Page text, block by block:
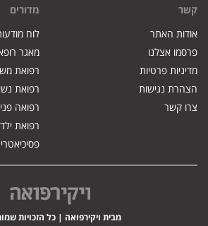
קשר
אודות האתר
פרסמו אצלנו
מדיניות פרטיות
הצהרת נגישות
צרו קשר
מדורים
לוח
מאגר
רפואת
רפואת
רפואה
רפואת
מבית ויקירפואה | כל הזכויות